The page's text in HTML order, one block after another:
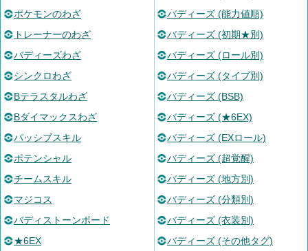
ポケモンのわざ
トレーナーのわざ
バディーズわざ
シンクロわざ
Bテラスタルわざ
Bダイマックスわざ
パッシブスキル
ポテンシャル
チームスキル
マジコス
バディストーンボード
★6EX
バディーズ (能力値順)
バディーズ (初期★別)
バディーズ (ロール別)
バディーズ (タイプ別)
バディーズ (BSB)
バディーズ (★6EX)
バディーズ (EXロール)
バディーズ (超覚醒)
バディーズ (地方別)
バディーズ (分類別)
バディーズ (衣装別)
バディーズ (その他タグ)